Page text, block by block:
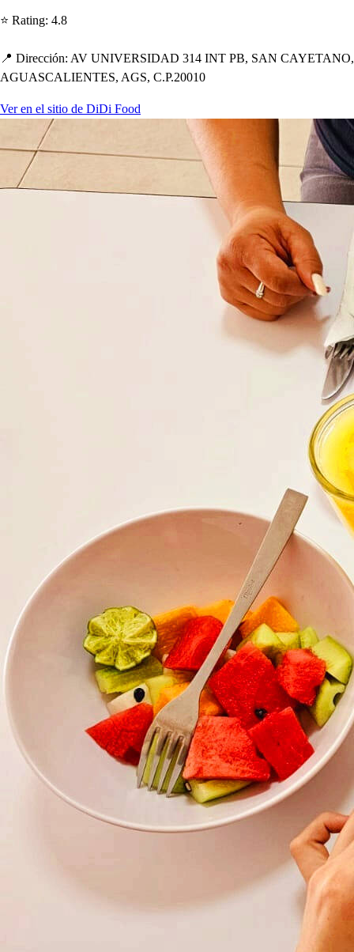
⭐ Rating: 4.8
📍 Dirección: AV UNIVERSIDAD 314 INT PB, SAN CAYETANO,
AGUASCALIENTES, AGS, C.P.20010
Ver en el sitio de DiDi Food